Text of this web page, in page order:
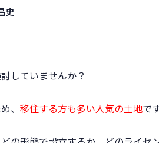
史
していませんか？
、 移住する方も多い人気の土地で